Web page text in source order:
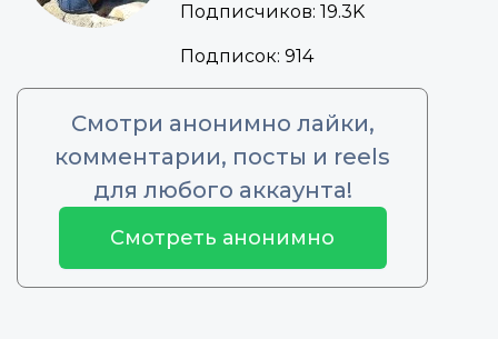
Подписчиков: 19.3K
Подписок: 914
Смотри анонимно лайки,
комментарии, посты и reels
для любого аккаунта!
Смотреть анонимно